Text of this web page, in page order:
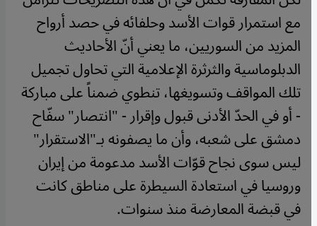
مع استمرار قوات الأسد وحلفائه في حصد أرواح
المزيد من السوريين، ما يعني أنّ الأحاديث
الدبلوماسية والثرثرة الإعلامية التي تحاول تجميل
تلك المواقف وتسويغها، تنطوي ضمناً على مباركة
- أو في الحدّ الأدنى قبول وإقرار - "انتصار" سفّاح
دمشق على شعبه، وأن ما يصفونه بـ"الاستقرار"
ليس سوى نجاح قوّات الأسد مدعومة من إيران
وروسيا في استعادة السيطرة على مناطق كانت
في قبضة المعارضة منذ سنوات.